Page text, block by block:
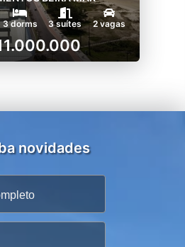
3 dorms 3 suítes 2 vagas
novidades